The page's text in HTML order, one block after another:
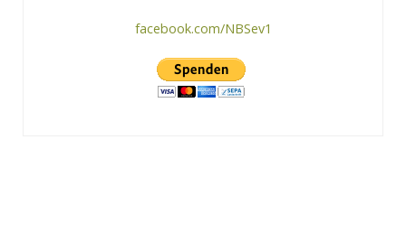
facebook.com/NBSev1